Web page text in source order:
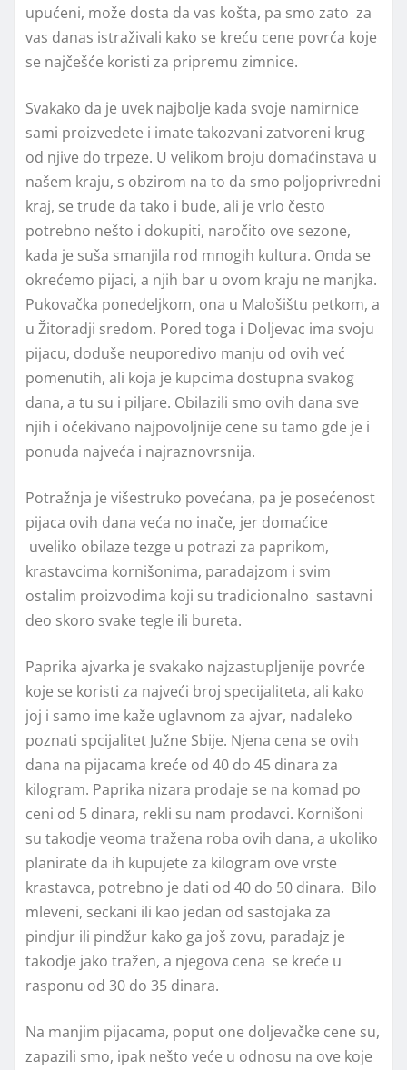
upućeni, može dosta da vas košta, pa smo zato za
vas danas istraživali kako se kreću cene povrća koje
se najčešće koristi za pripremu zimnice.
Svakako da je uvek najbolje kada svoje namirnice
sami proizvedete i imate takozvani zatvoreni krug
od njive do trpeze. U velikom broju domaćinstava u
našem kraju, s obzirom na to da smo poljoprivredni
kraj, se trude da tako i bude, ali je vrlo često
potrebno nešto i dokupiti, naročito ove sezone,
kada je suša smanjila rod mnogih kultura. Onda se
okrećemo pijaci, a njih bar u ovom kraju ne manjka.
Pukovačka ponedeljkom, ona u Malošištu petkom, a
u Žitoradji sredom. Pored toga i Doljevac ima svoju
pijacu, doduše neuporedivo manju od ovih već
pomenutih, ali koja je kupcima dostupna svakog
dana, a tu su i piljare. Obilazili smo ovih dana sve
njih i očekivano najpovoljnije cene su tamo gde je i
ponuda najveća i najraznovrsnija.
Potražnja je višestruko povećana, pa je posećenost
pijaca ovih dana veća no inače, jer domaćice
uveliko obilaze tezge u potrazi za paprikom,
krastavcima kornišonima, paradajzom i svim
ostalim proizvodima koji su tradicionalno sastavni
deo skoro svake tegle ili bureta.
Paprika ajvarka je svakako najzastupljenije povrće
koje se koristi za najveći broj specijaliteta, ali kako
joj i samo ime kaže uglavnom za ajvar, nadaleko
poznati spcijalitet Južne Sbije. Njena cena se ovih
dana na pijacama kreće od 40 do 45 dinara za
kilogram. Paprika nizara prodaje se na komad po
ceni od 5 dinara, rekli su nam prodavci. Kornišoni
su takodje veoma tražena roba ovih dana, a ukoliko
planirate da ih kupujete za kilogram ove vrste
krastavca, potrebno je dati od 40 do 50 dinara. Bilo
mleveni, seckani ili kao jedan od sastojaka za
pindjur ili pindžur kako ga još zovu, paradajz je
takodje jako tražen, a njegova cena se kreće u
rasponu od 30 do 35 dinara.
Na manjim pijacama, poput one doljevačke cene su,
zapazili smo, ipak nešto veće u odnosu na ove koje